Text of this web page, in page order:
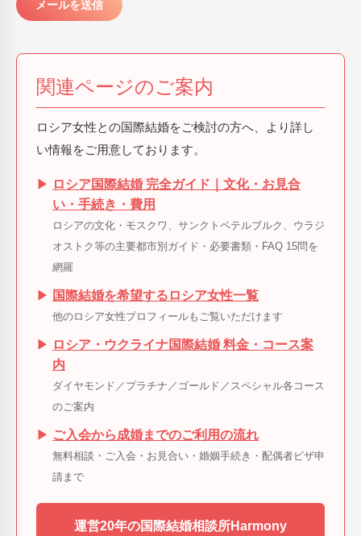
関連ページのご案内
ロシア女性との国際結婚をご検討の方へ、より詳し
い情報をご用意しております。
▶ ロシア国際結婚 完全ガイド｜文化・お見合
い・手続き・費用
ロシアの文化・モスクワ、サンクトペテルブルク、ウラジ
オストク等の主要都市別ガイド・必要書類・FAQ 15問を
網羅
▶ 国際結婚を希望するロシア女性一覧
他のロシア女性プロフィールもご覧いただけます
▶ ロシア・ウクライナ国際結婚 料金・コース案
内
ダイヤモンド／プラチナ／ゴールド／スペシャル各コース
のご案内
▶ ご入会から成婚までのご利用の流れ
無料相談・ご入会・お見合い・婚姻手続き・配偶者ビザ申
請まで
運営20年の国際結婚相談所Harmony